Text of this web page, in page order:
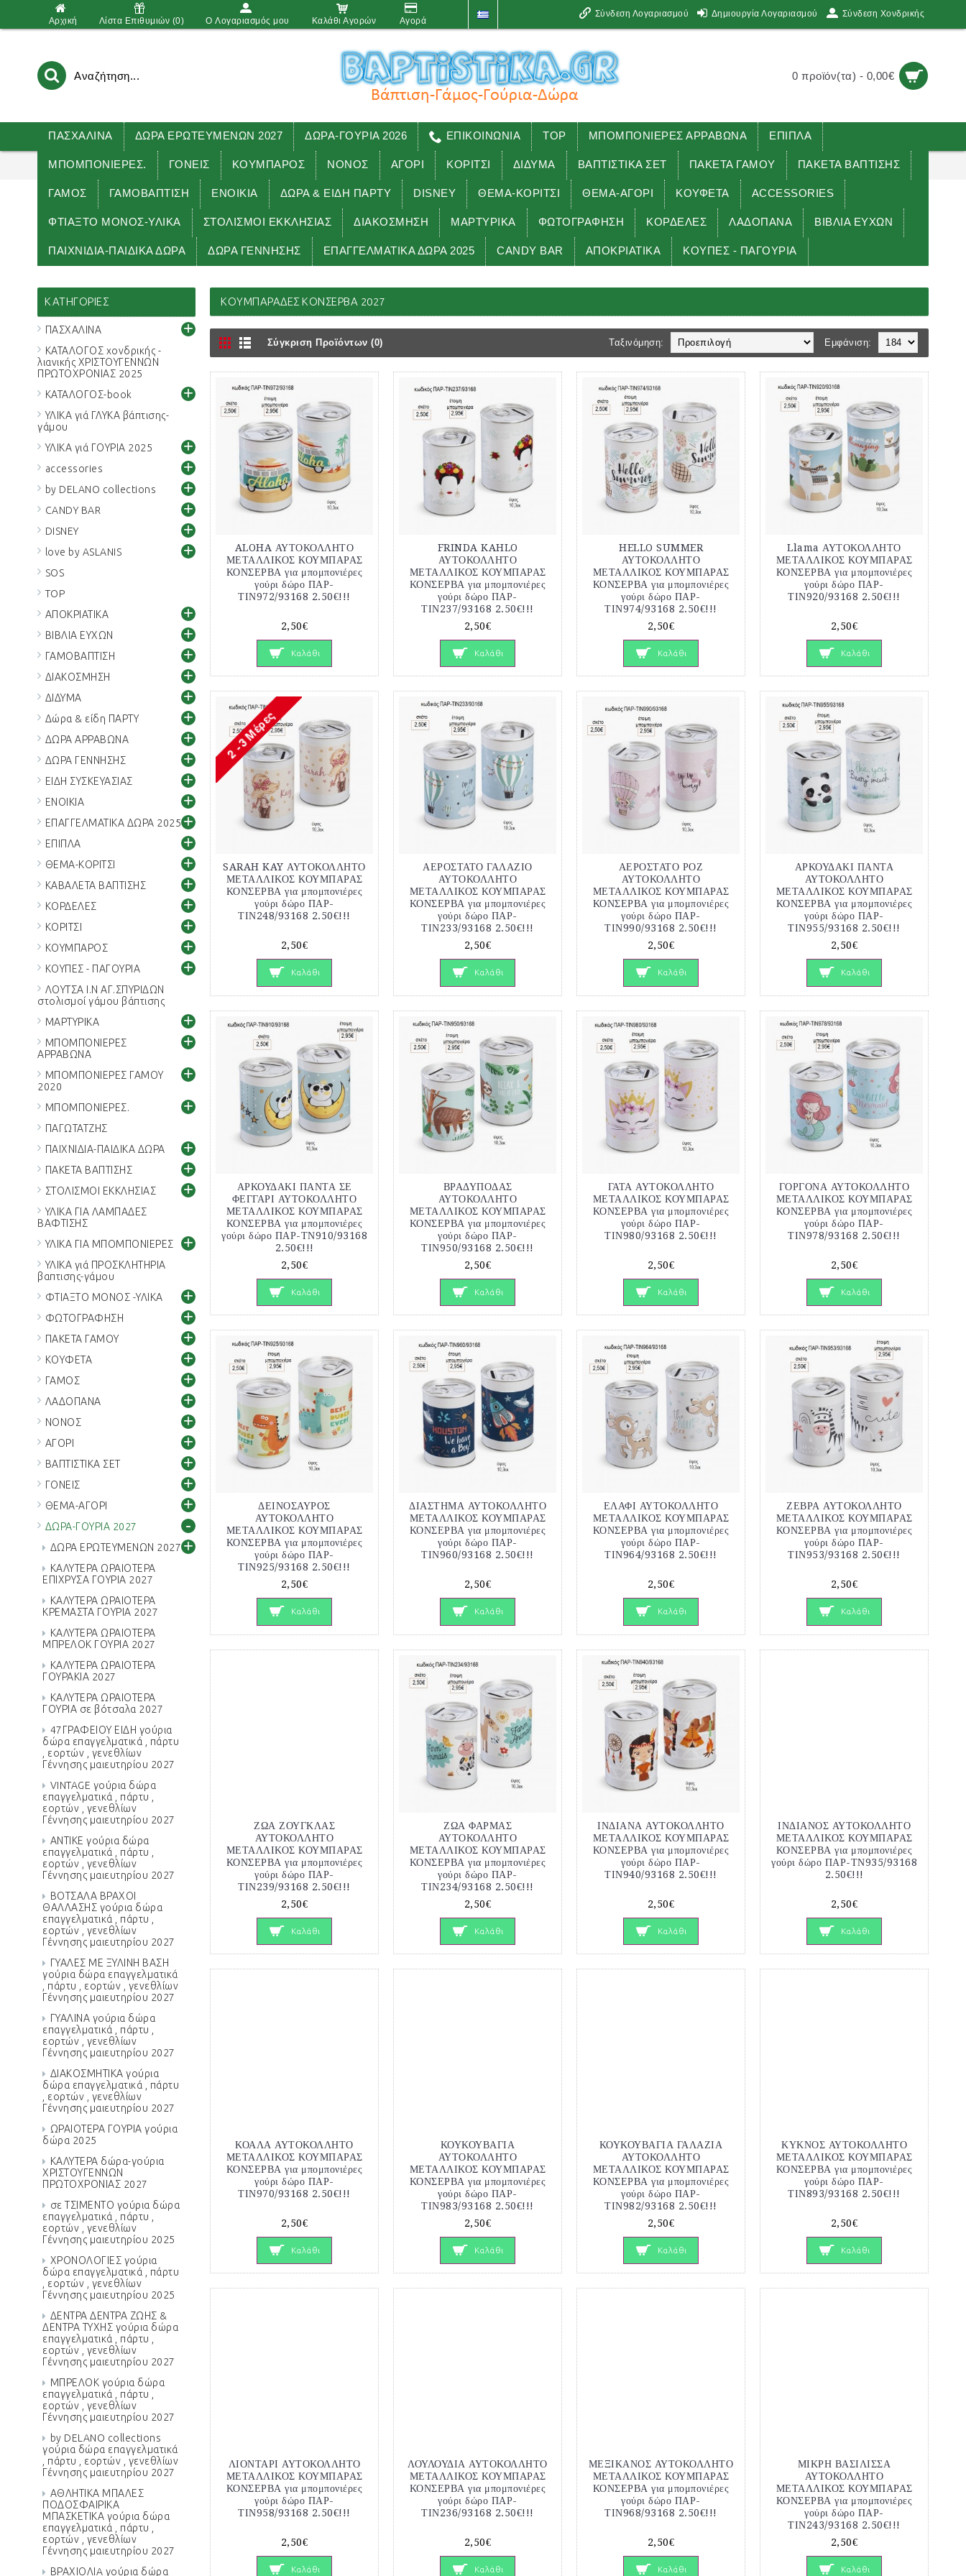
Αρχική Λίστα Επιθυμιών (0) O Λογαριασμός μου Καλάθι Αγορών Αγορά
Σύνδεση Λογαριασμού Δημιουργία Λογαριασμού Σύνδεση Χονδρικής
0 προϊόν(τα) - 0,00€
ΠΑΣΧΑΛΙΝΑ ΔΩΡΑ ΕΡΩΤΕΥΜΕΝΩΝ 2027 ΔΩΡΑ-ΓΟΥΡΙΑ 2026 ΕΠΙΚΟΙΝΩΝΙΑ TOP ΜΠΟΜΠΟΝΙΕΡΕΣ ΑΡΡΑΒΩΝΑ ΕΠΙΠΛΑ
ΜΠΟΜΠΟΝΙΕΡΕΣ. ΓΟΝΕΙΣ ΚΟΥΜΠΑΡΟΣ ΝΟΝΟΣ ΑΓΟΡΙ ΚΟΡΙΤΣΙ ΔΙΔΥΜΑ ΒΑΠΤΙΣΤΙΚΑ ΣΕΤ ΠΑΚΕΤΑ ΓΑΜΟΥ ΠΑΚΕΤΑ ΒΑΠΤΙΣΗΣ
ΓΑΜΟΣ ΓΑΜΟΒΑΠΤΙΣΗ ΕΝΟΙΚΙΑ ΔΏΡΑ & ΕΊΔΗ ΠΑΡΤΥ DISNEY ΘΕΜΑ-ΚΟΡΙΤΣΙ ΘΕΜΑ-ΑΓΟΡΙ ΚΟΥΦΕΤΑ ACCESSORIES
ΦΤΙΑΞΤΟ ΜΟΝΟΣ-ΥΛΙΚΑ ΣΤΟΛΙΣΜΟΙ ΕΚΚΛΗΣΙΑΣ ΔΙΑΚΟΣΜΗΣΗ ΜΑΡΤΥΡΙΚΑ ΦΩΤΟΓΡΑΦΗΣΗ ΚΟΡΔΕΛΕΣ ΛΑΔΟΠΑΝΑ ΒΙΒΛΙΑ ΕΥΧΩΝ
ΠΑΙΧΝΙΔΙΑ-ΠΑΙΔΙΚΑ ΔΩΡΑ ΔΩΡΑ ΓΕΝΝΗΣΗΣ ΕΠΑΓΓΕΛΜΑΤΙΚΑ ΔΩΡΑ 2025 CANDY BAR ΑΠΟΚΡΙΑΤΙΚΑ ΚΟΥΠΕΣ - ΠΑΓΟΥΡΙΑ
ΚΟΥΜΠΑΡΑΔΕΣ ΚΟΝΣΕΡΒΑ 2027
ΚΑΤΗΓΟΡΊΕΣ
ΠΑΣΧΑΛΙΝΑ +
ΚΑΤΑΛΟΓΟΣ χονδρικής -
λιανικής ΧΡΙΣΤΟΥΓΕΝΝΩΝ
ΠΡΩΤΟΧΡΟΝΙΑΣ 2025
ΚΑΤΑΛΟΓΟΣ-book
+
ΥΛΙΚΑ γιά ΓΛΥΚΑ βάπτισης-
γάμου
ΥΛΙΚΑ γιά ΓΟΥΡΙΑ 2025
+
accessories +
by DELANO collections +
CANDY BAR +
DISNEY +
love by ASLANIS +
SOS
TOP
ΑΠΟΚΡΙΑΤΙΚΑ
+
ΒΙΒΛΙΑ ΕΥΧΩΝ +
ΓΑΜΟΒΑΠΤΙΣΗ +
ΔΙΑΚΟΣΜΗΣΗ +
ΔΙΔΥΜΑ +
Δώρα & είδη ΠΑΡΤΥ +
ΔΩΡΑ ΑΡΡΑΒΩΝΑ +
ΔΩΡΑ ΓΕΝΝΗΣΗΣ +
ΕΙΔΗ ΣΥΣΚΕΥΑΣΙΑΣ +
ΕΝΟΙΚΙΑ +
ΕΠΑΓΓΕΛΜΑΤΙΚΑ ΔΩΡΑ 2025 +
ΕΠΙΠΛΑ +
ΘΕΜΑ-ΚΟΡΙΤΣΙ +
ΚΑΒΑΛΕΤΑ ΒΑΠΤΙΣΗΣ +
ΚΟΡΔΕΛΕΣ +
ΚΟΡΙΤΣΙ +
ΚΟΥΜΠΑΡΟΣ +
ΚΟΥΠΕΣ - ΠΑΓΟΥΡΙΑ +
ΛΟΥΤΣΑ Ι.Ν ΑΓ.ΣΠΥΡΙΔΩΝ
στολισμοί γάμου βάπτισης
ΜΑΡΤΥΡΙΚΑ
+
ΜΠΟΜΠΟΝΙΕΡΕΣ
ΑΡΡΑΒΩΝΑ
+
ΜΠΟΜΠΟΝΙΕΡΕΣ ΓΑΜΟΥ
2020
+
ΜΠΟΜΠΟΝΙΕΡΕΣ. +
ΠΑΓΩΤΑΤΖΗΣ
ΠΑΙΧΝΙΔΙΑ-ΠΑΙΔΙΚΑ ΔΩΡΑ
+
ΠΑΚΕΤΑ ΒΑΠΤΙΣΗΣ +
ΣΤΟΛΙΣΜΟΙ ΕΚΚΛΗΣΙΑΣ +
ΥΛΙΚΑ ΓΙΑ ΛΑΜΠΑΔΕΣ
ΒΑΦΤΙΣΗΣ
ΥΛΙΚΑ ΓΙΑ ΜΠΟΜΠΟΝΙΕΡΕΣ
+
ΥΛΙΚΑ γιά ΠΡΟΣΚΛΗΤΗΡΙΑ
βαπτισης-γάμου
ΦΤΙΑΞΤΟ ΜΟΝΟΣ -ΥΛΙΚΑ
+
ΦΩΤΟΓΡΑΦΗΣΗ +
ΠΑΚΕΤΑ ΓΑΜΟΥ +
ΚΟΥΦΕΤΑ +
ΓΑΜΟΣ +
ΛΑΔΟΠΑΝΑ +
ΝΟΝΟΣ +
ΑΓΟΡΙ +
ΒΑΠΤΙΣΤΙΚΑ ΣΕΤ +
ΓΟΝΕΙΣ +
ΘΕΜΑ-ΑΓΟΡΙ +
ΔΩΡΑ-ΓΟΥΡΙΑ 2027 -
ΔΩΡΑ ΕΡΩΤΕΥΜΕΝΩΝ 2027 +
ΚΑΛΥΤΕΡΑ ΩΡΑΙΟΤΕΡΑ
ΕΠΙΧΡΥΣΑ ΓΟΥΡΙΑ 2027
ΚΑΛΥΤΕΡΑ ΩΡΑΙΟΤΕΡΑ
ΚΡΕΜΑΣΤΑ ΓΟΥΡΙΑ 2027
ΚΑΛΥΤΕΡΑ ΩΡΑΙΟΤΕΡΑ
ΜΠΡΕΛΟΚ ΓΟΥΡΙΑ 2027
ΚΑΛΥΤΕΡΑ ΩΡΑΙΟΤΕΡΑ
ΓΟΥΡΑΚΙΑ 2027
ΚΑΛΥΤΕΡΑ ΩΡΑΙΟΤΕΡΑ
ΓΟΥΡΙΑ σε βότσαλα 2027
47ΓΡΑΦΕΙΟΥ ΕΙΔΗ γούρια
δώρα επαγγελματικά , πάρτυ
, εορτών , γενεθλίων
Γέννησης μαιευτηρίου 2027
VINTAGE γούρια δώρα
επαγγελματικά , πάρτυ ,
εορτών , γενεθλίων
Γέννησης μαιευτηρίου 2027
ΑΝΤΙΚΕ γούρια δώρα
επαγγελματικά , πάρτυ ,
εορτών , γενεθλίων
Γέννησης μαιευτηρίου 2027
ΒΟΤΣΑΛΑ ΒΡΑΧΟΙ
ΘΑΛΛΑΣΗΣ γούρια δώρα
επαγγελματικά , πάρτυ ,
εορτών , γενεθλίων
Γέννησης μαιευτηρίου 2027
ΓΥΑΛΕΣ ΜΕ ΞΥΛΙΝΗ ΒΑΣΗ
γούρια δώρα επαγγελματικά
, πάρτυ , εορτών , γενεθλίων
Γέννησης μαιευτηρίου 2027
ΓΥΑΛΙΝΑ γούρια δώρα
επαγγελματικά , πάρτυ ,
εορτών , γενεθλίων
Γέννησης μαιευτηρίου 2027
ΔΙΑΚΟΣΜΗΤΙΚΑ γούρια
δώρα επαγγελματικά , πάρτυ
, εορτών , γενεθλίων
Γέννησης μαιευτηρίου 2027
ΩΡΑΙΟΤΕΡΑ ΓΟΥΡΙΑ γούρια
δώρα 2025
ΚΑΛΥΤΕΡΑ δώρα-γούρια
ΧΡΙΣΤΟΥΓΕΝΝΩΝ
ΠΡΩΤΟΧΡΟΝΙΑΣ 2027
σε ΤΣΙΜΕΝΤΟ γούρια δώρα
επαγγελματικά , πάρτυ ,
εορτών , γενεθλίων
Γέννησης μαιευτηρίου 2025
ΧΡΟΝΟΛΟΓΙΕΣ γούρια
δώρα επαγγελματικά , πάρτυ
, εορτών , γενεθλίων
Γέννησης μαιευτηρίου 2025
ΔΕΝΤΡΑ ΔΕΝΤΡΑ ΖΩΗΣ &
ΔΕΝΤΡΑ ΤΥΧΗΣ γούρια δώρα
επαγγελματικά , πάρτυ ,
εορτών , γενεθλίων
Γέννησης μαιευτηρίου 2027
ΜΠΡΕΛΟΚ γούρια δώρα
επαγγελματικά , πάρτυ ,
εορτών , γενεθλίων
Γέννησης μαιευτηρίου 2027
by DELANO collections
γούρια δώρα επαγγελματικά
, πάρτυ , εορτών , γενεθλίων
Γέννησης μαιευτηρίου 2027
ΑΘΛΗΤΙΚΑ ΜΠΑΛΕΣ
ΠΟΔΟΣΦΑΙΡΙΚΑ
ΜΠΑΣΚΕΤΙΚΑ γούρια δώρα
επαγγελματικά , πάρτυ ,
εορτών , γενεθλίων
Γέννησης μαιευτηρίου 2027
ΒΡΑΧΙΟΛΙA γούρια δώρα
ΚΟΥΜΠΑΡΑΔΕΣ ΚΟΝΣΕΡΒΑ 2027
Σύγκριση Προϊόντων (0) Εμφάνιση:
Ταξινόμηση:
ALOHA ΑΥΤΟΚΟΛΛΗΤΟ
ΜΕΤΑΛΛΙΚΟΣ ΚΟΥΜΠΑΡΑΣ
ΚΟΝΣΕΡΒΑ για μπομπονιέρες
γούρι δώρο ΠΑΡ-
ΤΙΝ972/93168 2.50€!!!
2,50€
Καλάθι
FRINDA KAHLO
ΑΥΤΟΚΟΛΛΗΤΟ
ΜΕΤΑΛΛΙΚΟΣ ΚΟΥΜΠΑΡΑΣ
ΚΟΝΣΕΡΒΑ για μπομπονιέρες
γούρι δώρο ΠΑΡ-
ΤΙΝ237/93168 2.50€!!!
2,50€
Καλάθι
HELLO SUMMER
ΑΥΤΟΚΟΛΛΗΤΟ
ΜΕΤΑΛΛΙΚΟΣ ΚΟΥΜΠΑΡΑΣ
ΚΟΝΣΕΡΒΑ για μπομπονιέρες
γούρι δώρο ΠΑΡ-
ΤΙΝ974/93168 2.50€!!!
2,50€
Καλάθι
Llama ΑΥΤΟΚΟΛΛΗΤΟ
ΜΕΤΑΛΛΙΚΟΣ ΚΟΥΜΠΑΡΑΣ
ΚΟΝΣΕΡΒΑ για μπομπονιέρες
γούρι δώρο ΠΑΡ-
ΤΙΝ920/93168 2.50€!!!
2,50€
Καλάθι
SARAH KAY ΑΥΤΟΚΟΛΛΗΤΟ
ΜΕΤΑΛΛΙΚΟΣ ΚΟΥΜΠΑΡΑΣ
ΚΟΝΣΕΡΒΑ για μπομπονιέρες
γούρι δώρο ΠΑΡ-
ΤΙΝ248/93168 2.50€!!!
2,50€
Καλάθι
ΑΕΡΟΣΤΑΤΟ ΓΑΛΑΖΙΟ
ΑΥΤΟΚΟΛΛΗΤΟ
ΜΕΤΑΛΛΙΚΟΣ ΚΟΥΜΠΑΡΑΣ
ΚΟΝΣΕΡΒΑ για μπομπονιέρες
γούρι δώρο ΠΑΡ-
ΤΙΝ233/93168 2.50€!!!
2,50€
Καλάθι
ΑΕΡΟΣΤΑΤΟ ΡΟΖ
ΑΥΤΟΚΟΛΛΗΤΟ
ΜΕΤΑΛΛΙΚΟΣ ΚΟΥΜΠΑΡΑΣ
ΚΟΝΣΕΡΒΑ για μπομπονιέρες
γούρι δώρο ΠΑΡ-
ΤΙΝ990/93168 2.50€!!!
2,50€
Καλάθι
ΑΡΚΟΥΔΑΚΙ ΠΑΝΤΑ
ΑΥΤΟΚΟΛΛΗΤΟ
ΜΕΤΑΛΛΙΚΟΣ ΚΟΥΜΠΑΡΑΣ
ΚΟΝΣΕΡΒΑ για μπομπονιέρες
γούρι δώρο ΠΑΡ-
ΤΙΝ955/93168 2.50€!!!
2,50€
Καλάθι
ΑΡΚΟΥΔΑΚΙ ΠΑΝΤΑ ΣΕ
ΦΕΓΓΑΡΙ ΑΥΤΟΚΟΛΛΗΤΟ
ΜΕΤΑΛΛΙΚΟΣ ΚΟΥΜΠΑΡΑΣ
ΚΟΝΣΕΡΒΑ για μπομπονιέρες
γούρι δώρο ΠΑΡ-ΤΝ910/93168
2.50€!!!
2,50€
Καλάθι
ΒΡΑΔΥΠΟΔΑΣ
ΑΥΤΟΚΟΛΛΗΤΟ
ΜΕΤΑΛΛΙΚΟΣ ΚΟΥΜΠΑΡΑΣ
ΚΟΝΣΕΡΒΑ για μπομπονιέρες
γούρι δώρο ΠΑΡ-
ΤΙΝ950/93168 2.50€!!!
2,50€
Καλάθι
ΓΑΤΑ ΑΥΤΟΚΟΛΛΗΤΟ
ΜΕΤΑΛΛΙΚΟΣ ΚΟΥΜΠΑΡΑΣ
ΚΟΝΣΕΡΒΑ για μπομπονιέρες
γούρι δώρο ΠΑΡ-
ΤΙΝ980/93168 2.50€!!!
2,50€
Καλάθι
ΓΟΡΓΟΝΑ ΑΥΤΟΚΟΛΛΗΤΟ
ΜΕΤΑΛΛΙΚΟΣ ΚΟΥΜΠΑΡΑΣ
ΚΟΝΣΕΡΒΑ για μπομπονιέρες
γούρι δώρο ΠΑΡ-
ΤΙΝ978/93168 2.50€!!!
2,50€
Καλάθι
ΔΕΙΝΟΣΑΥΡΟΣ
ΑΥΤΟΚΟΛΛΗΤΟ
ΜΕΤΑΛΛΙΚΟΣ ΚΟΥΜΠΑΡΑΣ
ΚΟΝΣΕΡΒΑ για μπομπονιέρες
γούρι δώρο ΠΑΡ-
ΤΙΝ925/93168 2.50€!!!
2,50€
Καλάθι
ΔΙΑΣΤΗΜΑ ΑΥΤΟΚΟΛΛΗΤΟ
ΜΕΤΑΛΛΙΚΟΣ ΚΟΥΜΠΑΡΑΣ
ΚΟΝΣΕΡΒΑ για μπομπονιέρες
γούρι δώρο ΠΑΡ-
ΤΙΝ960/93168 2.50€!!!
2,50€
Καλάθι
ΕΛΑΦΙ ΑΥΤΟΚΟΛΛΗΤΟ
ΜΕΤΑΛΛΙΚΟΣ ΚΟΥΜΠΑΡΑΣ
ΚΟΝΣΕΡΒΑ για μπομπονιέρες
γούρι δώρο ΠΑΡ-
ΤΙΝ964/93168 2.50€!!!
2,50€
Καλάθι
ΖΕΒΡΑ ΑΥΤΟΚΟΛΛΗΤΟ
ΜΕΤΑΛΛΙΚΟΣ ΚΟΥΜΠΑΡΑΣ
ΚΟΝΣΕΡΒΑ για μπομπονιέρες
γούρι δώρο ΠΑΡ-
ΤΙΝ953/93168 2.50€!!!
2,50€
Καλάθι
ΖΩΑ ΖΟΥΓΚΛΑΣ
ΑΥΤΟΚΟΛΛΗΤΟ
ΜΕΤΑΛΛΙΚΟΣ ΚΟΥΜΠΑΡΑΣ
ΚΟΝΣΕΡΒΑ για μπομπονιέρες
γούρι δώρο ΠΑΡ-
ΤΙΝ239/93168 2.50€!!!
2,50€
Καλάθι
ΖΩΑ ΦΑΡΜΑΣ
ΑΥΤΟΚΟΛΛΗΤΟ
ΜΕΤΑΛΛΙΚΟΣ ΚΟΥΜΠΑΡΑΣ
ΚΟΝΣΕΡΒΑ για μπομπονιέρες
γούρι δώρο ΠΑΡ-
ΤΙΝ234/93168 2.50€!!!
2,50€
Καλάθι
ΙΝΔΙΑΝΑ ΑΥΤΟΚΟΛΛΗΤΟ
ΜΕΤΑΛΛΙΚΟΣ ΚΟΥΜΠΑΡΑΣ
ΚΟΝΣΕΡΒΑ για μπομπονιέρες
γούρι δώρο ΠΑΡ-
ΤΙΝ940/93168 2.50€!!!
2,50€
Καλάθι
ΙΝΔΙΑΝΟΣ ΑΥΤΟΚΟΛΛΗΤΟ
ΜΕΤΑΛΛΙΚΟΣ ΚΟΥΜΠΑΡΑΣ
ΚΟΝΣΕΡΒΑ για μπομπονιέρες
γούρι δώρο ΠΑΡ-ΤΝ935/93168
2.50€!!!
2,50€
Καλάθι
ΚΟΑΛΑ ΑΥΤΟΚΟΛΛΗΤΟ
ΜΕΤΑΛΛΙΚΟΣ ΚΟΥΜΠΑΡΑΣ
ΚΟΝΣΕΡΒΑ για μπομπονιέρες
γούρι δώρο ΠΑΡ-
ΤΙΝ970/93168 2.50€!!!
2,50€
Καλάθι
ΚΟΥΚΟΥΒΑΓΙΑ
ΑΥΤΟΚΟΛΛΗΤΟ
ΜΕΤΑΛΛΙΚΟΣ ΚΟΥΜΠΑΡΑΣ
ΚΟΝΣΕΡΒΑ για μπομπονιέρες
γούρι δώρο ΠΑΡ-
ΤΙΝ983/93168 2.50€!!!
2,50€
Καλάθι
ΚΟΥΚΟΥΒΑΓΙΑ ΓΑΛΑΖΙΑ
ΑΥΤΟΚΟΛΛΗΤΟ
ΜΕΤΑΛΛΙΚΟΣ ΚΟΥΜΠΑΡΑΣ
ΚΟΝΣΕΡΒΑ για μπομπονιέρες
γούρι δώρο ΠΑΡ-
ΤΙΝ982/93168 2.50€!!!
2,50€
Καλάθι
ΚΥΚΝΟΣ ΑΥΤΟΚΟΛΛΗΤΟ
ΜΕΤΑΛΛΙΚΟΣ ΚΟΥΜΠΑΡΑΣ
ΚΟΝΣΕΡΒΑ για μπομπονιέρες
γούρι δώρο ΠΑΡ-
ΤΙΝ893/93168 2.50€!!!
2,50€
Καλάθι
ΛΙΟΝΤΑΡΙ ΑΥΤΟΚΟΛΛΗΤΟ
ΜΕΤΑΛΛΙΚΟΣ ΚΟΥΜΠΑΡΑΣ
ΚΟΝΣΕΡΒΑ για μπομπονιέρες
γούρι δώρο ΠΑΡ-
ΤΙΝ958/93168 2.50€!!!
2,50€
Καλάθι
ΛΟΥΛΟΥΔΙΑ ΑΥΤΟΚΟΛΛΗΤΟ
ΜΕΤΑΛΛΙΚΟΣ ΚΟΥΜΠΑΡΑΣ
ΚΟΝΣΕΡΒΑ για μπομπονιέρες
γούρι δώρο ΠΑΡ-
ΤΙΝ236/93168 2.50€!!!
2,50€
Καλάθι
ΜΕΞΙΚΑΝΟΣ ΑΥΤΟΚΟΛΛΗΤΟ
ΜΕΤΑΛΛΙΚΟΣ ΚΟΥΜΠΑΡΑΣ
ΚΟΝΣΕΡΒΑ για μπομπονιέρες
γούρι δώρο ΠΑΡ-
ΤΙΝ968/93168 2.50€!!!
2,50€
Καλάθι
ΜΙΚΡΗ ΒΑΣΙΛΙΣΣΑ
ΑΥΤΟΚΟΛΛΗΤΟ
ΜΕΤΑΛΛΙΚΟΣ ΚΟΥΜΠΑΡΑΣ
ΚΟΝΣΕΡΒΑ για μπομπονιέρες
γούρι δώρο ΠΑΡ-
ΤΙΝ243/93168 2.50€!!!
2,50€
Καλάθι